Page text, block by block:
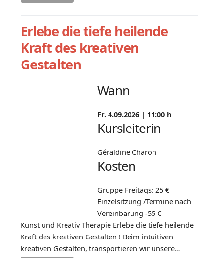
Erlebe die tiefe heilende
Kraft des kreativen
Gestalten
Wann
Fr. 4.09.2026 | 11:00 h
Kursleiterin
Géraldine Charon
Kosten
Gruppe Freitags: 25 €
Einzelsitzung /Termine nach
Vereinbarung -55 €
Kunst und Kreativ Therapie Erlebe die tiefe heilende
Kraft des kreativen Gestalten ! Beim intuitiven
kreativen Gestalten, transportieren wir unsere…